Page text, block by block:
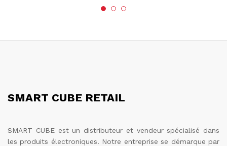
SMART CUBE RETAIL
SMART CUBE est un distributeur et vendeur spécialisé dans
les produits électroniques. Notre entreprise se démarque par